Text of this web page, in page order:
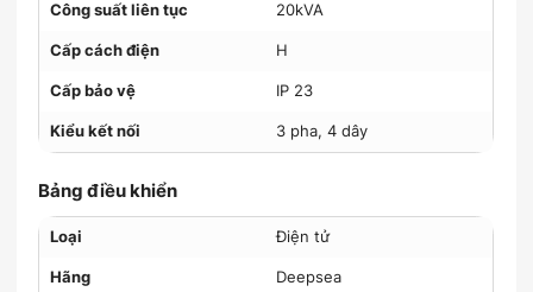
Công suất liên tục 20kVA
Cấp cách điện H
Cấp bảo vệ IP 23
Kiểu kết nối 3 pha, 4 dây
Bảng điều khiển
Loại Điện tử
Hãng Deepsea